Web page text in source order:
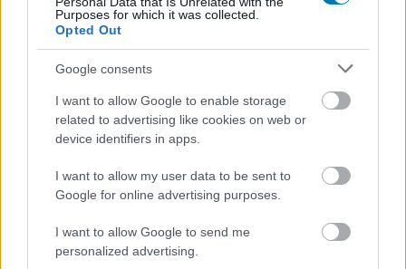
Purposes for which it was collected.
Opted Out
Google consents
I want to allow Google to enable storage
related to advertising like cookies on web or
device identifiers in apps.
I want to allow my user data to be sent to
Google for online advertising purposes.
I want to allow Google to send me
personalized advertising.
vár az Extra és Premium előfizetőkre. A lista legnagyobb
neve egyértelműen a Final Fantasy XVI, de mellé befut a
Sonic X Shadow Generations, a Kingdom Come:
Deliverance, a Life is Strange: Double Exposure, a
Farming Simulator 25, a Blades of Fire és a Black Desert
is. A Premium szint ráadásként egy PlayStation 2-es
ritkaságot is kap, visszatér ugyanis a Gitaroo Man. A
Sony jelezte, hogy bizonyos piacokon most új
megjelenési rendet próbál ki a PlayStation Plus Game
Egyesült Királyságban és Japánban több játék eltérő
dátumokon válik elérhetővé. A többi régióban, így